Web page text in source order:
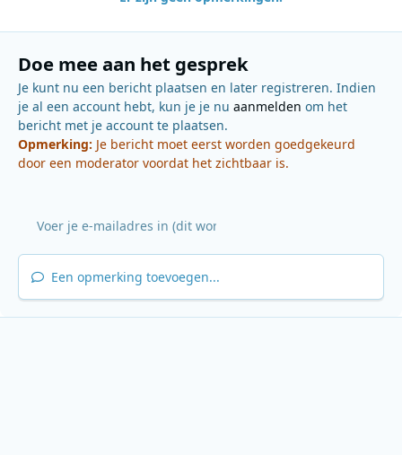
Doe mee aan het gesprek
Je kunt nu een bericht plaatsen en later registreren. Indien
je al een account hebt, kun je je nu aanmelden om het
bericht met je account te plaatsen.
Opmerking: Je bericht moet eerst worden goedgekeurd
door een moderator voordat het zichtbaar is.
Een opmerking toevoegen...